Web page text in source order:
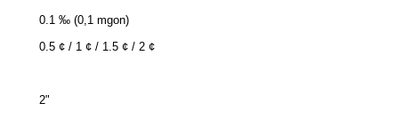
0.1 ‰ (0,1 mgon)
0.5 ¢ / 1 ¢ / 1.5 ¢ / 2 ¢
2"